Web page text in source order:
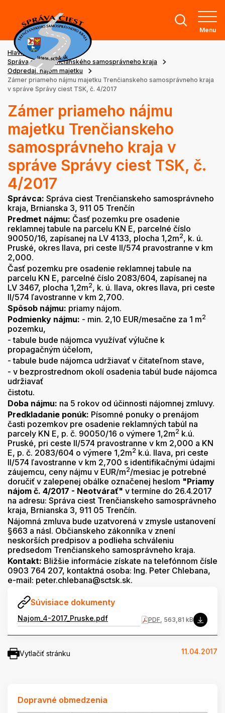
Menu
Hlavná stránka
Správa ciest Trenčianského samosprávneho kraja
Odpredaj, nájom majetku
Zámer priameho nájmu majetku Trenčianskeho samosprávneho kraja
v správe Správy ciest TSK, č. 4/2017
Zámer priameho nájmu
majetku Trenčianskeho
samosprávneho kraja v
správe Správy ciest TSK, č.
4/2017
Správca: Správa ciest Trenčianskeho samosprávneho
kraja, Brnianska 3, 911 05 Trenčín
Predmet nájmu: Časť pozemku pre osadenie
reklamnej tabule na parcelu KN E, parcelné číslo
90050/16, zapísanej na LV 4133, plocha 1,2m2, k. ú.
Pruské, okres Ilava, pri ceste II/574 pravostranne v km
2,000.
Časť pozemku pre osadenie reklamnej tabule na
parcelu KN E, parcelné číslo 2083/604, zapísanej na
LV 3467, plocha 1,2m2, k. ú. Ilava, okres Ilava, pri ceste
II/574 ľavostranne v km 2,700.
Spôsob nájmu: priamy nájom.
Podmienky nájmu: - min. 2,10 EUR/mesačne za 1 m2
pozemku,
- tabule bude nájomca využívať výlučne k
propagačným účelom,
- tabule bude nájomca udržiavať v čitateľnom stave,
- v bezprostrednom okolí osadenia tabúl bude nájomca
udržiavať
čistotu.
Doba nájmu: na 5 rokov od účinnosti nájomnej zmluvy.
Predkladanie ponúk: Písomné ponuky o prenájom
časti pozemkov pre osadenie reklamných tabúl na
parcely KN E, p. č. 90050/16 o výmere 1,2m2 k.ú.
Pruské, pri ceste II/574 pravostranne v km 2,000 a KN
E, p. č. 2083/604 o výmere 1,2m2 k.ú. Ilava, pri ceste
II/574 ľavostranne v km 2,700 s identifikačnými údajmi
záujemcu, ceny nájmu v EUR/m2/mesiac je potrebné
doručiť v zalepenej obálke označenej heslom "Priamy
nájom č. 4/2017 - Neotvárať" v termíne do 26.4.2017
na adresu: Správa ciest Trenčianskeho samosprávneho
kraja, Brnianska 3, 911 05 Trenčín.
Nájomná zmluva bude uzatvorená v zmysle ustanovení
§663 a násl. Občianskeho zákonníka v znení
neskorších predpisov a podlieha schváleniu
predsedom Trenčianskeho samosprávneho kraja.
Kontakt: Bližšie informácie získate na telefónnom čísle
0903 764 207, kontaktná osoba: Ing. Peter Chlebana,
e-mail: peter.chlebana@sctsk.sk.
Súvisiace dokumenty
Najom_4-2017_Pruske.pdf PDF, 563,81 kB
Vytlačiť stránku 11.04.2017
Dopravné obmedzenia